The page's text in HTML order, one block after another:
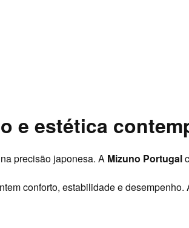
e estética
precisão japonesa. A Mizuno Portugal
conforto, estabilidade e